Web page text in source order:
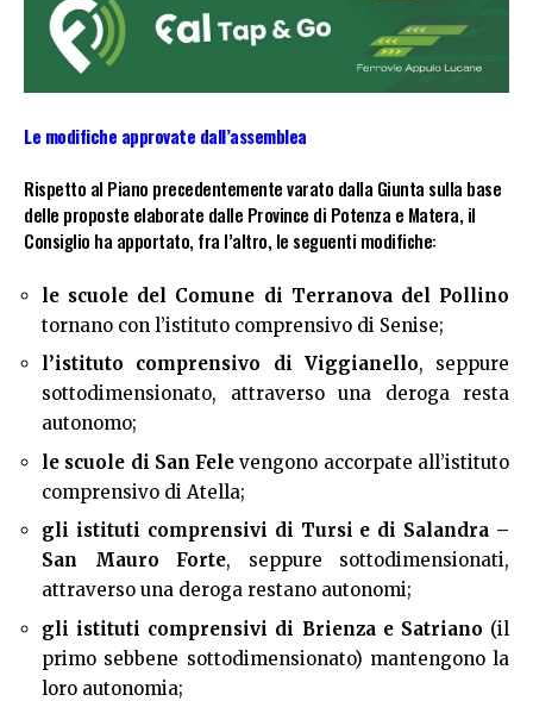
Le modifiche approvate dall’assemblea
Rispetto al Piano precedentemente varato dalla Giunta sulla base
delle proposte elaborate dalle Province di Potenza e Matera, il
Consiglio ha apportato, fra l’altro, le seguenti modifiche:
le scuole del Comune di Terranova del Pollino
tornano con l’istituto comprensivo di Senise;
l’istituto comprensivo di Viggianello, seppure
sottodimensionato, attraverso una deroga resta
autonomo;
le scuole di San Fele vengono accorpate all’istituto
comprensivo di Atella;
gli istituti comprensivi di Tursi e di Salandra –
San Mauro Forte, seppure sottodimensionati,
attraverso una deroga restano autonomi;
gli istituti comprensivi di Brienza e Satriano (il
primo sebbene sottodimensionato) mantengono la
loro autonomia;